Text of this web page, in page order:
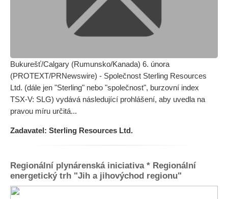
Bukurešť/Calgary (Rumunsko/Kanada) 6. února
(PROTEXT/PRNewswire) - Společnost Sterling Resources
Ltd. (dále jen "Sterling" nebo "společnost", burzovní index
TSX-V: SLG) vydává následující prohlášení, aby uvedla na
pravou míru určitá...
Zadavatel: Sterling Resources Ltd.
Regionální plynárenská iniciativa * Regionální
energetický trh "Jih a jihovýchod regionu"